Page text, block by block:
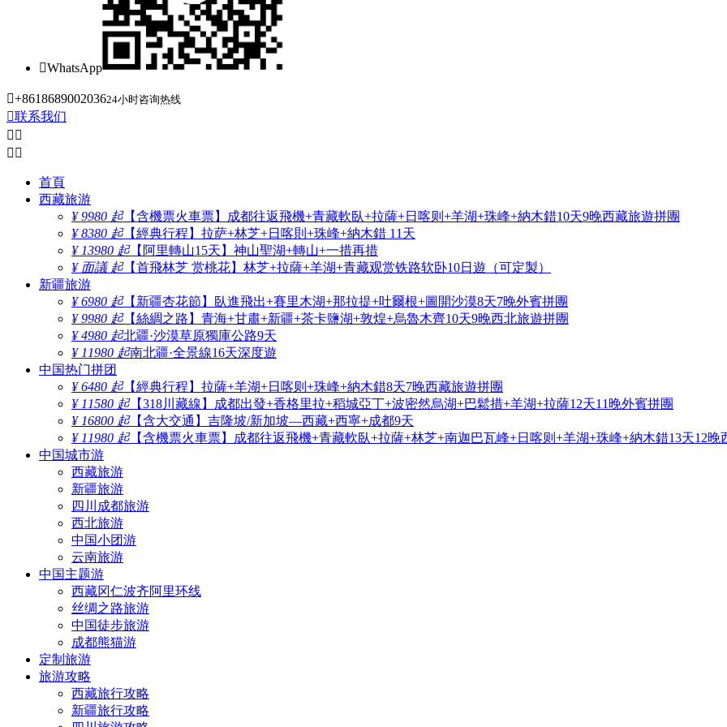
WhatsApp
+861868900203624小时咨询热线
联系我们
 
 
首頁
西藏旅游
¥ 9980 起【含機票火車票】成都往返飛機+青藏軟臥+拉薩+日喀则+羊湖+珠峰+納木錯10天9晚西藏旅遊拼團
¥ 8380 起【經典行程】拉萨+林芝+日喀則+珠峰+納木錯 11天
¥ 13980 起【阿里轉山15天】神山聖湖+轉山+一措再措
¥ 面議 起【首飛林芝 赏桃花】林芝+拉薩+羊湖+青藏观赏铁路软卧10日遊（可定製）
新疆旅游
¥ 6980 起【新疆杏花節】臥進飛出+賽里木湖+那拉提+吐爾根+圖開沙漠8天7晚外賓拼團
¥ 9980 起【絲綢之路】青海+甘肅+新疆+茶卡鹽湖+敦煌+烏魯木齊10天9晚西北旅遊拼團
¥ 4980 起北疆·沙漠草原獨庫公路9天
¥ 11980 起南北疆·全景線16天深度遊
中国热门拼团
¥ 6480 起【經典行程】拉薩+羊湖+日喀则+珠峰+納木錯8天7晚西藏旅遊拼團
¥ 11580 起【318川藏線】成都出發+香格里拉+稻城亞丁+波密然烏湖+巴鬆措+羊湖+拉薩12天11晚外賓拼團
¥ 16800 起【含大交通】吉隆坡/新加坡—西藏+西寧+成都9天
¥ 11980 起【含機票火車票】成都往返飛機+青藏軟臥+拉薩+林芝+南迦巴瓦峰+日喀则+羊湖+珠峰+納木錯13天12晚
中国城市游
西藏旅游
新疆旅游
四川成都旅游
西北旅游
中国小团游
云南旅游
中国主题游
西藏冈仁波齐阿里环线
丝绸之路旅游
中国徒步旅游
成都熊猫游
定制旅游
旅游攻略
西藏旅行攻略
新疆旅行攻略